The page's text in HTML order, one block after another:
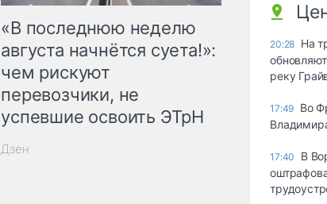
«В последнюю неделю
августа начнётся суета!»:
чем рискуют
перевозчики, не
успевшие освоить ЭТрН
Дзен
20:28 На
реку
17:49 Во
17:40
В